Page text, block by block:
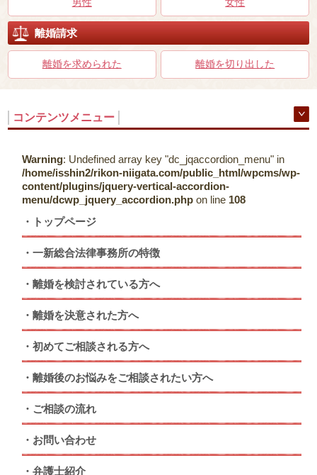
男性 女性
離婚請求
離婚を求められた 離婚を切り出した
コンテンツメニュー
Warning: Undefined array key "dc_jqaccordion_menu" in
/home/isshin2/rikon-niigata.com/public_html/wpcms/wp-
content/plugins/jquery-vertical-accordion-
menu/dcwp_jquery_accordion.php on line 108
トップページ
一新総合法律事務所の特徴
離婚を検討されている方へ
離婚を決意された方へ
初めてご相談される方へ
離婚後のお悩みをご相談されたい方へ
ご相談の流れ
お問い合わせ
弁護士紹介